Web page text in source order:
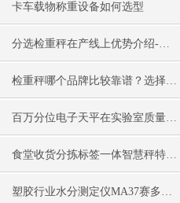
卡车载物称重设备如何选型
分选检重秤在产线上优势介绍-苏州金钻检重秤厂家
检重秤哪个品牌比较靠谱？选择厂家重点考察这七项
百万分位电子天平在实验室质量控制中的应用
食堂收货分拣标签一体智慧秤特性及应用
塑胶行业水分测定仪MA37赛多利斯